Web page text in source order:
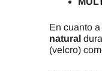
En cuanto
natural
(velcro)